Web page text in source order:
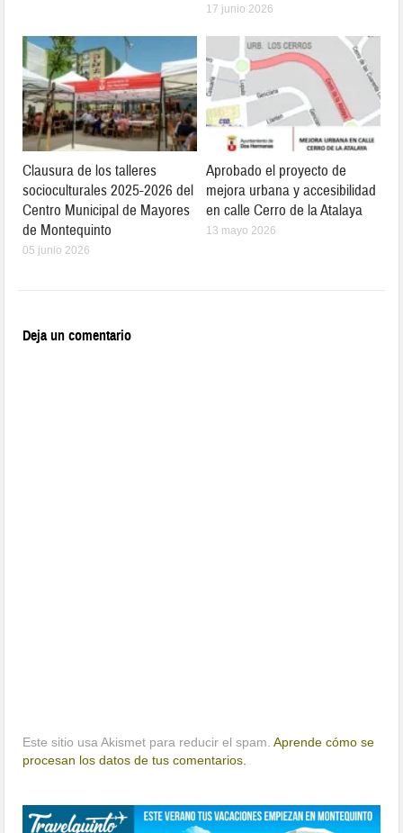
17 junio 2026
Clausura de los talleres
socioculturales 2025-2026 del
Centro Municipal de Mayores
de Montequinto
05 junio 2026
Aprobado el proyecto de
mejora urbana y accesibilidad
en calle Cerro de la Atalaya
13 mayo 2026
Deja un comentario
Este sitio usa Akismet para reducir el spam.Aprende cómo se
procesan los datos de tus comentarios.